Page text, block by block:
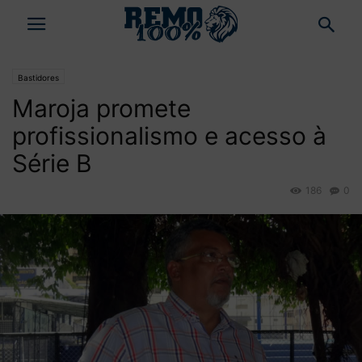
Bastidores
Maroja promete
profissionalismo e acesso à
Série B
0
186